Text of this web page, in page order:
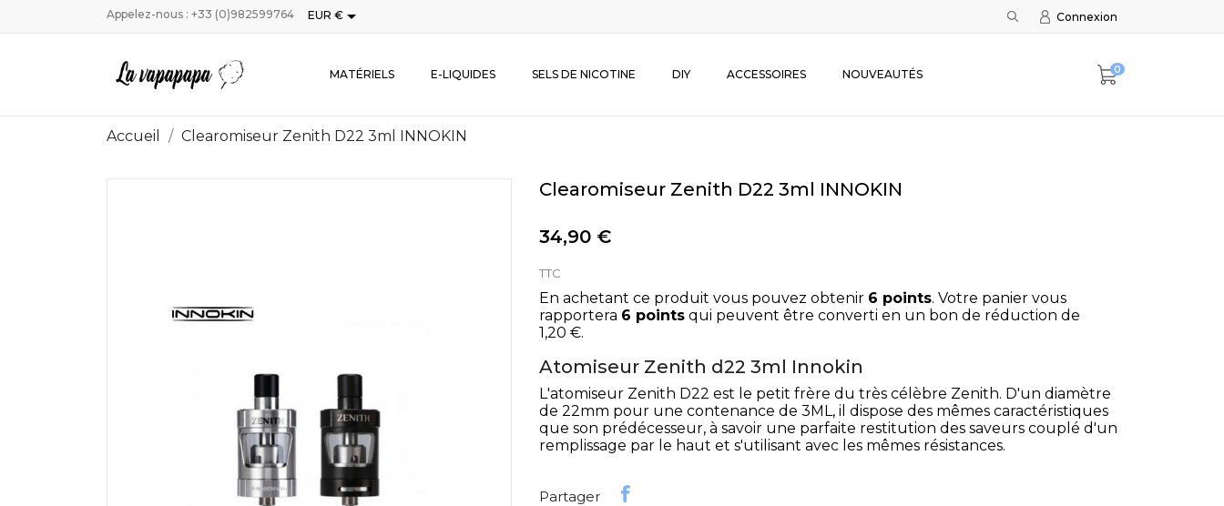
Appelez-nous : +33 (0)982599764 EUR € Connexion
MATÉRIELS E-LIQUIDES SELS DE NICOTINE DIY ACCESSOIRES NOUVEAUTÉS 0
Accueil Clearomiseur Zenith D22 3ml INNOKIN
Clearomiseur Zenith D22 3ml INNOKIN
34,90 €
TTC
En achetant ce produit vous pouvez obtenir 6 points. Votre panier vous
rapportera 6 points qui peuvent être converti en un bon de réduction de
1,20 €.
Atomiseur Zenith d22 3ml Innokin
L'atomiseur Zenith D22 est le petit frère du très célèbre Zenith. D'un diamètre
de 22mm pour une contenance de 3ML, il dispose des mêmes caractéristiques
que son prédécesseur, à savoir une parfaite restitution des saveurs couplé d'un
remplissage par le haut et s'utilisant avec les mêmes résistances.
Partager